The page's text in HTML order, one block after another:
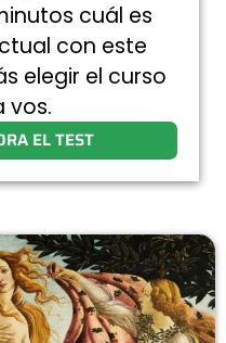
cuál es
con este
elegir el curso
vos.
EL TEST